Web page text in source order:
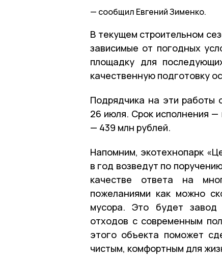
сообщил Евгений Зименко.
В текущем строительном
зависимые от погодных
площадку для
качественную подготовку
Подрядчика на эти работы
26 июля. Срок исполнения
— 439 млн рублей.
Напомним, экотехнопарк
в год возведут по
качестве ответа на
пожеланиями как можно
мусора. Это будет завод
отходов с современным
этого объекта поможет
чистым, комфортным для